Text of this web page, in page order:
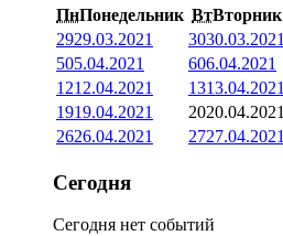
ПнПонедельник ВтВторник
2929.03.2021 3030.03.2021
505.04.2021 606.04.2021
1212.04.2021 1313.04.2021
1919.04.2021 2020.04.2021
2626.04.2021 2727.04.2021
Сегодня
Сегодня нет событий